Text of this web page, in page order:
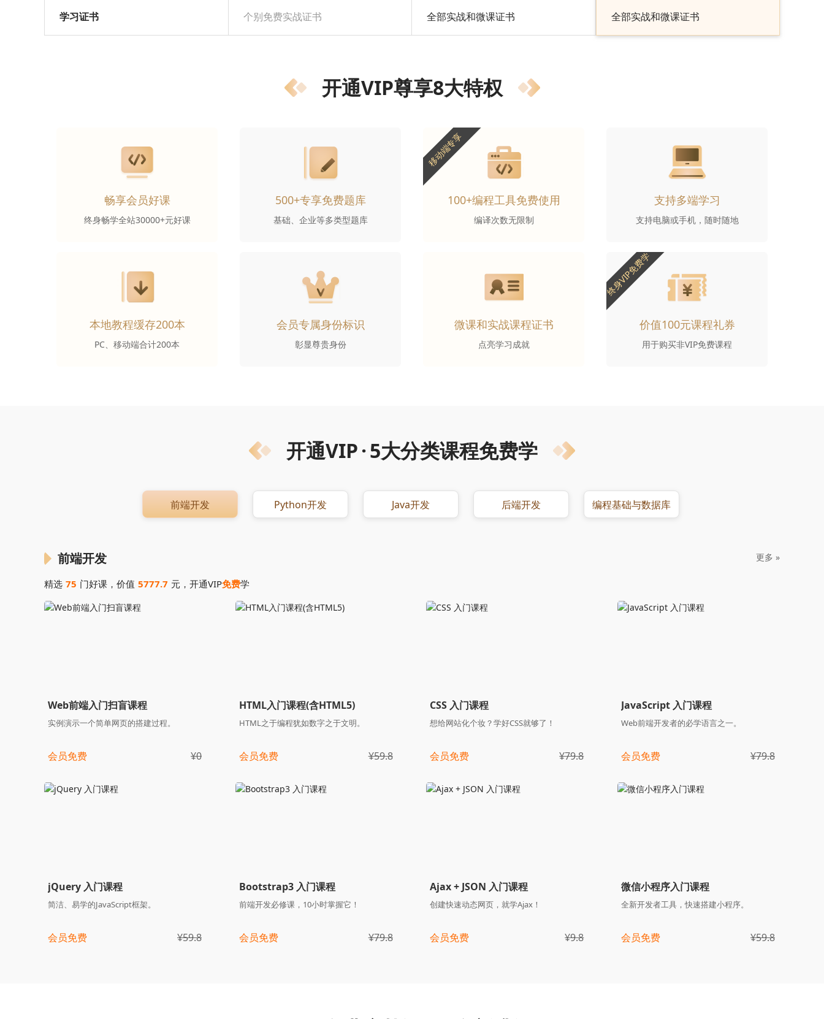
学习证书 个别免费实战证书 全部实战和微课证书 全部实战和微课证书
开通VIP尊享8大特权
畅享会员好课
终身畅学全站30000+元好课
500+专享免费题库
基础、企业等多类型题库
移动端专享
100+编程工具免费使用
编译次数无限制
支持多端学习
支持电脑或手机，随时随地
本地教程缓存200本
PC、移动端合计200本
会员专属身份标识
彰显尊贵身份
微课和实战课程证书
点亮学习成就
终身VIP免费学
价值100元课程礼券
用于购买非VIP免费课程
开通VIP·5大分类课程免费学
前端开发 Python开发 Java开发 后端开发 编程基础与数据库
前端开发 更多 »
精选 75 门好课，价值 5777.7 元，开通VIP免费学
Web前端入门扫盲课程
实例演示一个简单网页的搭建过程。
会员免费 ¥0
HTML入门课程(含HTML5)
HTML之于编程犹如数字之于文明。
会员免费 ¥59.8
CSS 入门课程
想给网站化个妆？学好CSS就够了！
会员免费 ¥79.8
JavaScript 入门课程
Web前端开发者的必学语言之一。
会员免费 ¥79.8
jQuery 入门课程
简洁、易学的JavaScript框架。
会员免费 ¥59.8
Bootstrap3 入门课程
前端开发必修课，10小时掌握它！
会员免费 ¥79.8
Ajax + JSON 入门课程
创建快速动态网页，就学Ajax！
会员免费 ¥9.8
微信小程序入门课程
全新开发者工具，快速搭建小程序。
会员免费 ¥59.8